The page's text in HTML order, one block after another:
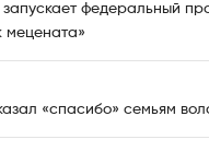
федеральный
мецената»
«спасибо» семьям